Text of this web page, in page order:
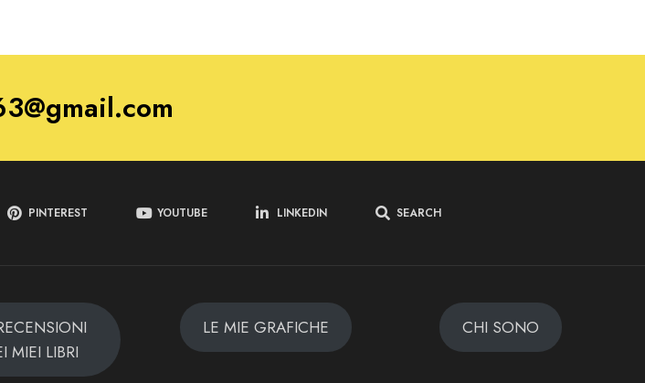
PINTEREST YOUTUBE LINKEDIN SEARCH
MIEI LIBRI
LE MIE GRAFICHE CHI SONO